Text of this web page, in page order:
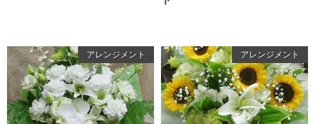
アレンジメント アレンジメント